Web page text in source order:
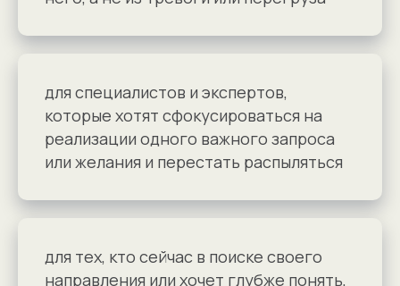
для специалистов и экспертов,
которые хотят сфокусироваться на
реализации одного важного запроса
или желания и перестать распыляться
для тех, кто сейчас в поиске своего
направления или хочет глубже понять,